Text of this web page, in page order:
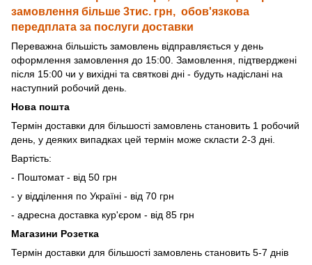
замовлення більше 3тис. грн, обов'язкова
передплата за послуги доставки
Переважна більшість замовлень відправляється у день
оформлення замовлення до 15:00. Замовлення, підтверджені
після 15:00 чи у вихідні та святкові дні - будуть надіслані на
наступний робочий день.
Нова пошта
Термін доставки для більшості замовлень становить 1 робочий
день, у деяких випадках цей термін може скласти 2-3 дні.
Вартість:
- Поштомат - від 50 грн
- у відділення по Україні - від 70 грн
- адресна доставка кур'єром - від 85 грн
Магазини Розетка
Термін доставки для більшості замовлень становить 5-7 днів